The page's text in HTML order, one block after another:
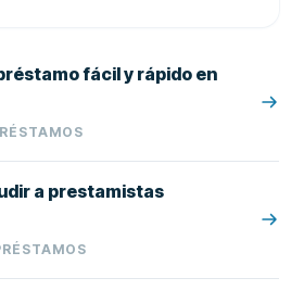
fácil y rápido en
a prestamistas